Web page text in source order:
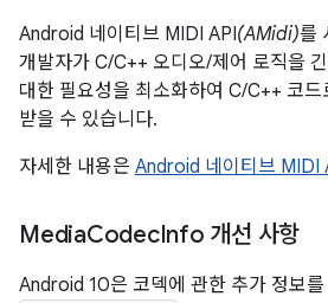
Android 네이티브 MIDI API(AMidi)를
개발자가 C/C++ 오디오/제어 로직을
대한 필요성을 최소화하여 C/C++ 코
받을 수 있습니다.
자세한 내용은 Android 네이티브 MIDI
MediaCodecInfo 개선 사항
Android 10은 코덱에 관한 추가 정보